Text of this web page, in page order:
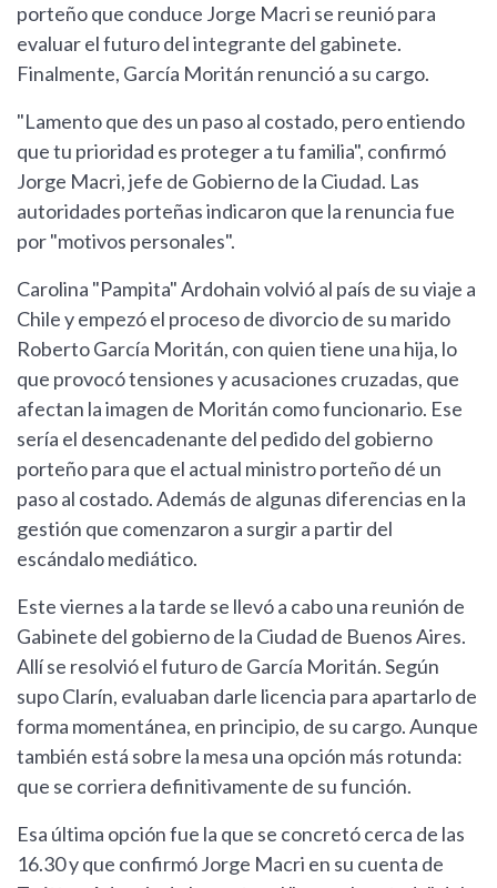
porteño que conduce Jorge Macri se reunió para
evaluar el futuro del integrante del gabinete.
Finalmente, García Moritán renunció a su cargo.
"Lamento que des un paso al costado, pero entiendo
que tu prioridad es proteger a tu familia", confirmó
Jorge Macri, jefe de Gobierno de la Ciudad. Las
autoridades porteñas indicaron que la renuncia fue
por "motivos personales".
Carolina "Pampita" Ardohain volvió al país de su viaje a
Chile y empezó el proceso de divorcio de su marido
Roberto García Moritán, con quien tiene una hija, lo
que provocó tensiones y acusaciones cruzadas, que
afectan la imagen de Moritán como funcionario. Ese
sería el desencadenante del pedido del gobierno
porteño para que el actual ministro porteño dé un
paso al costado. Además de algunas diferencias en la
gestión que comenzaron a surgir a partir del
escándalo mediático.
Este viernes a la tarde se llevó a cabo una reunión de
Gabinete del gobierno de la Ciudad de Buenos Aires.
Allí se resolvió el futuro de García Moritán. Según
supo Clarín, evaluaban darle licencia para apartarlo de
forma momentánea, en principio, de su cargo. Aunque
también está sobre la mesa una opción más rotunda:
que se corriera definitivamente de su función.
Esa última opción fue la que se concretó cerca de las
16.30 y que confirmó Jorge Macri en su cuenta de